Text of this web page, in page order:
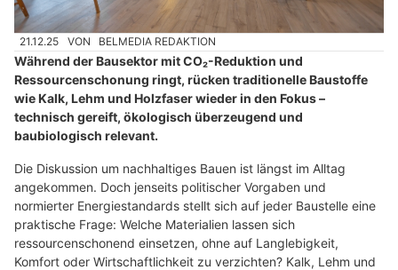
21.12.25 VON BELMEDIA REDAKTION
Während der Bausektor mit CO₂-Reduktion und
Ressourcenschonung ringt, rücken traditionelle Baustoffe
wie Kalk, Lehm und Holzfaser wieder in den Fokus –
technisch gereift, ökologisch überzeugend und
baubiologisch relevant.
Die Diskussion um nachhaltiges Bauen ist längst im Alltag
angekommen. Doch jenseits politischer Vorgaben und
normierter Energiestandards stellt sich auf jeder Baustelle eine
praktische Frage: Welche Materialien lassen sich
ressourcenschonend einsetzen, ohne auf Langlebigkeit,
Komfort oder Wirtschaftlichkeit zu verzichten? Kalk, Lehm und